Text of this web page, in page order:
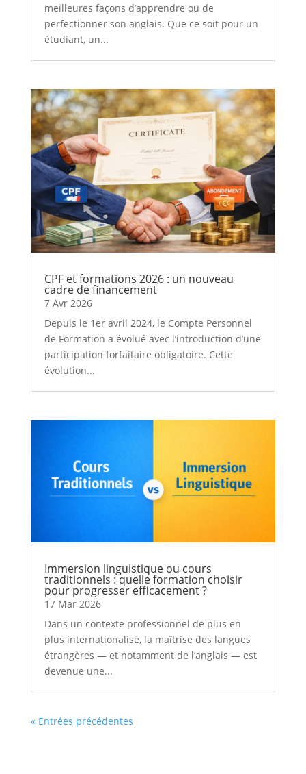
meilleures façons d’apprendre ou de
perfectionner son anglais. Que ce soit pour un
étudiant, un...
CPF et formations 2026 : un nouveau
cadre de financement
7 Avr 2026
Depuis le 1er avril 2024, le Compte Personnel
de Formation a évolué avec l’introduction d’une
participation forfaitaire obligatoire. Cette
évolution...
Immersion linguistique ou cours
traditionnels : quelle formation choisir
pour progresser efficacement ?
17 Mar 2026
Dans un contexte professionnel de plus en
plus internationalisé, la maîtrise des langues
étrangères — et notamment de l’anglais — est
devenue une...
« Entrées précédentes